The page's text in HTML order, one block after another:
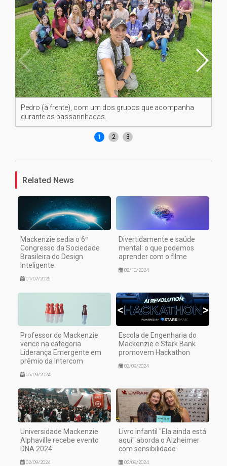
Pedro (à frente), com um dos grupos que acompanha
durante as passarinhadas.
1 2 3
Related News
Mackenzie sedia o 6º
Congresso da Sociedade
Brasileira do Design
Inteligente
01/07/2025
Divertidamente e saúde
mental: o que podemos
aprender com o filme
08/10/2024
Professor do Mackenzie
vence na categoria
Liderança Emergente em
prêmio da Intercom
05/09/2024
Escola de Engenharia do
Mackenzie e Stark Bank
promovem Hackathon
02/09/2024
Universidade Mackenzie
Alphaville recebe evento
DNA 2024
02/09/2024
Livro infantil "Ela ainda está
aqui" aborda o Alzheimer
com sensibilidade
02/09/2024